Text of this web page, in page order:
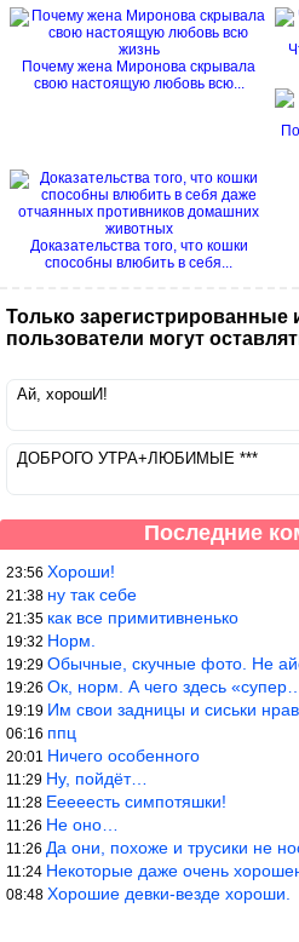
Почему жена Миронова скрывала
свою настоящую любовь всю...
Доказательства того, что кошки
способны влюбить в себя...
Только зарегистрированные
пользователи могут
Ай, хорошИ!
ДОБРОГО УТРА+ЛЮБИМЫЕ ***
Последние
23:56 Хороши!
21:38 ну так себе
21:35 как все примитивненько
19:32 Норм.
19:29 Обычные, скучные фото. Не
19:26 Ок, норм. А чего здесь
19:19 Им свои задницы и сиськи
06:16 ппц
20:01 Ничего особенного
11:29 Ну, пойдёт…
11:28 Ееееесть симпотяшки!
11:26 Не оно…
11:26 Да они, похоже и трусики не
11:24 Некоторые даже очень
08:48 Хорошие девки-везде хороши.